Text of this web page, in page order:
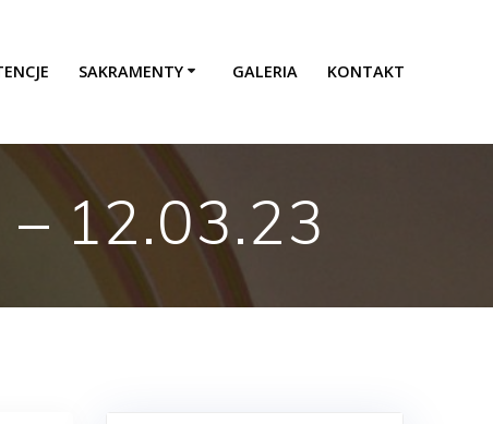
SAKRAMENTY GALERIA KONTAKT
12.03.23